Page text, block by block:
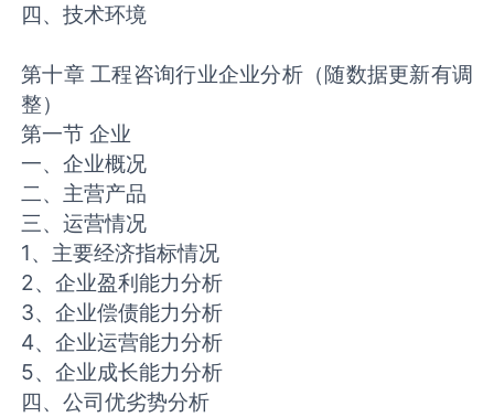
四、技术环境
第十章 工程咨询行业企业分析（随数据更新有调
整）
第一节 企业
一、企业概况
二、主营产品
三、运营情况
1、主要经济指标情况
2、企业盈利能力分析
3、企业偿债能力分析
4、企业运营能力分析
5、企业成长能力分析
四、公司优劣势分析